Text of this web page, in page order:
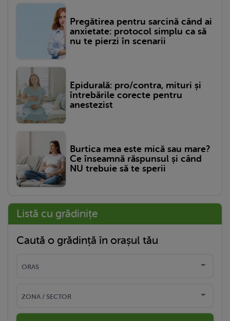
Pregătirea pentru sarcină când ai
anxietate: protocol simplu ca să
nu te pierzi în scenarii
Epidurală: pro/contra, mituri și
întrebările corecte pentru
anestezist
Burtica mea este mică sau mare?
Ce înseamnă răspunsul și când
NU trebuie să te sperii
Listă cu grădinițe
Caută o grădință în orașul tău